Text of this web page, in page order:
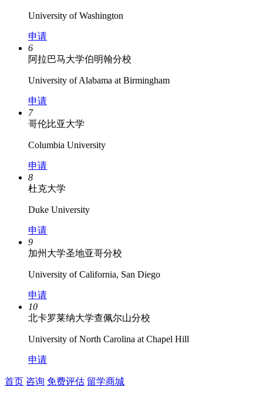
University of Washington
申请
6
阿拉巴马大学伯明翰分校
University of Alabama at Birmingham
申请
7
哥伦比亚大学
Columbia University
申请
8
杜克大学
Duke University
申请
9
加州大学圣地亚哥分校
University of California, San Diego
申请
10
北卡罗莱纳大学查佩尔山分校
University of North Carolina at Chapel Hill
申请
首页 咨询 免费评估 留学商城